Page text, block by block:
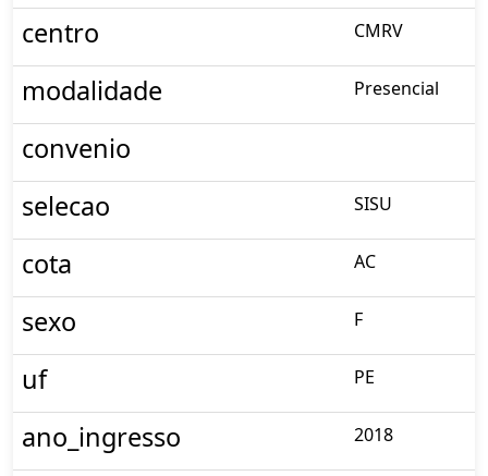
centro CMRV
modalidade Presencial
convenio
selecao
SISU
cota AC
sexo F
uf PE
ano_ingresso 2018